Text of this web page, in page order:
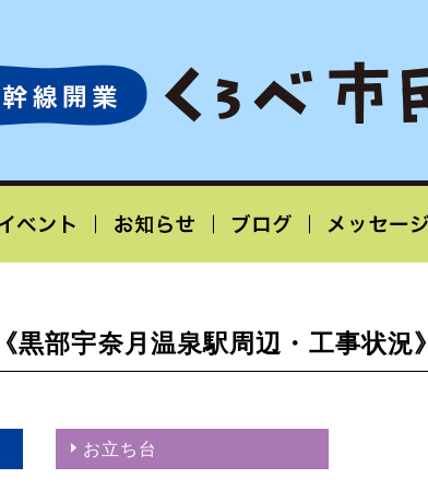
部宇奈月温泉駅周辺・工事状況》
お立ち台